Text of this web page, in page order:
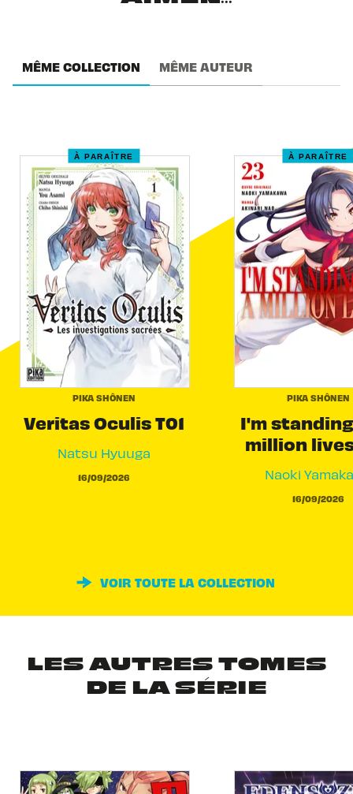
MÊME COLLECTION MÊME AUTEUR
À PARAÎTRE
PIKA SHÔNEN
Veritas Oculis T01
Natsu Hyuuga
16/09/2026
À PARAÎTRE
PIKA SHÔNEN
I'm
million
Naoki
16/09/2026
VOIR TOUTE LA COLLECTION
LES AUTRES TOMES
DE LA SÉRIE